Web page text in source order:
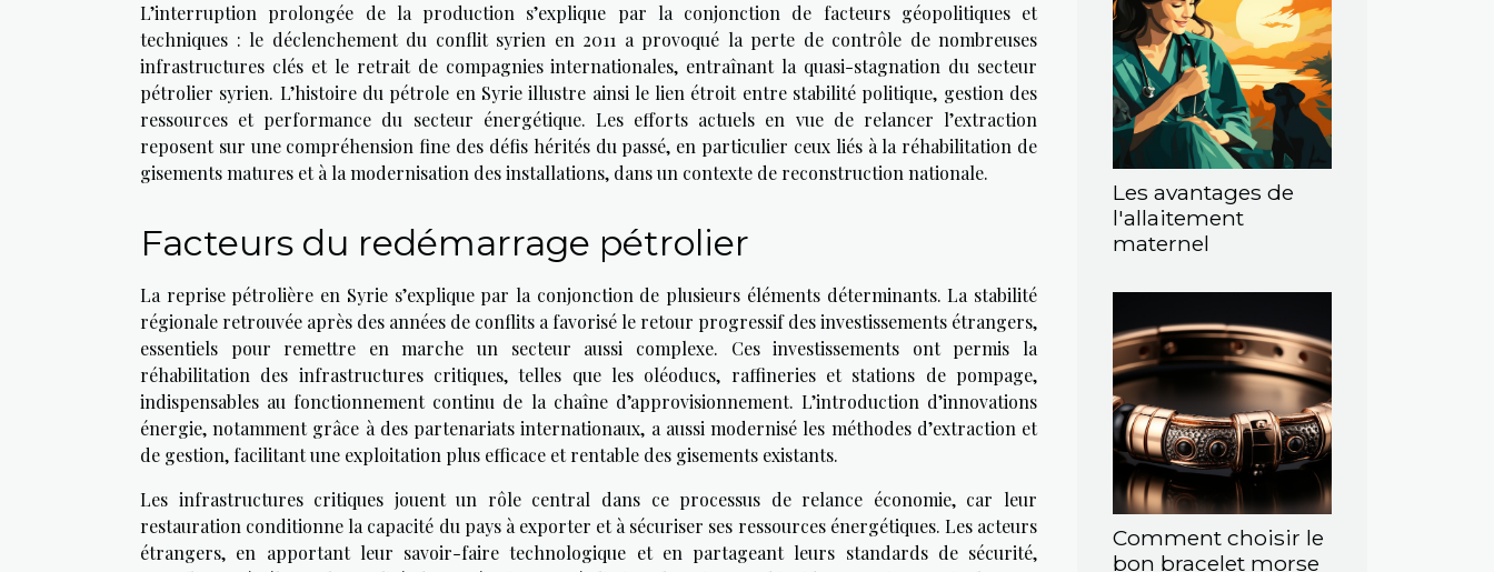
L’interruption prolongée de la production s’explique par la conjonction de facteurs géopolitiques et
techniques : le déclenchement du conflit syrien en 2011 a provoqué la perte de contrôle de nombreuses
infrastructures clés et le retrait de compagnies internationales, entraînant la quasi-stagnation du secteur
pétrolier syrien. L’histoire du pétrole en Syrie illustre ainsi le lien étroit entre stabilité politique, gestion des
ressources et performance du secteur énergétique. Les efforts actuels en vue de relancer l’extraction
reposent sur une compréhension fine des défis hérités du passé, en particulier ceux liés à la réhabilitation de
gisements matures et à la modernisation des installations, dans un contexte de reconstruction nationale.
Facteurs du redémarrage pétrolier
La reprise pétrolière en Syrie s’explique par la conjonction de plusieurs éléments déterminants. La stabilité
régionale retrouvée après des années de conflits a favorisé le retour progressif des investissements étrangers,
essentiels pour remettre en marche un secteur aussi complexe. Ces investissements ont permis la
réhabilitation des infrastructures critiques, telles que les oléoducs, raffineries et stations de pompage,
indispensables au fonctionnement continu de la chaîne d’approvisionnement. L’introduction d’innovations
énergie, notamment grâce à des partenariats internationaux, a aussi modernisé les méthodes d’extraction et
de gestion, facilitant une exploitation plus efficace et rentable des gisements existants.
Les infrastructures critiques jouent un rôle central dans ce processus de relance économie, car leur
restauration conditionne la capacité du pays à exporter et à sécuriser ses ressources énergétiques. Les acteurs
étrangers, en apportant leur savoir-faire technologique et en partageant leurs standards de sécurité,
Les avantages de
l'allaitement
maternel
Comment choisir le
bon bracelet morse